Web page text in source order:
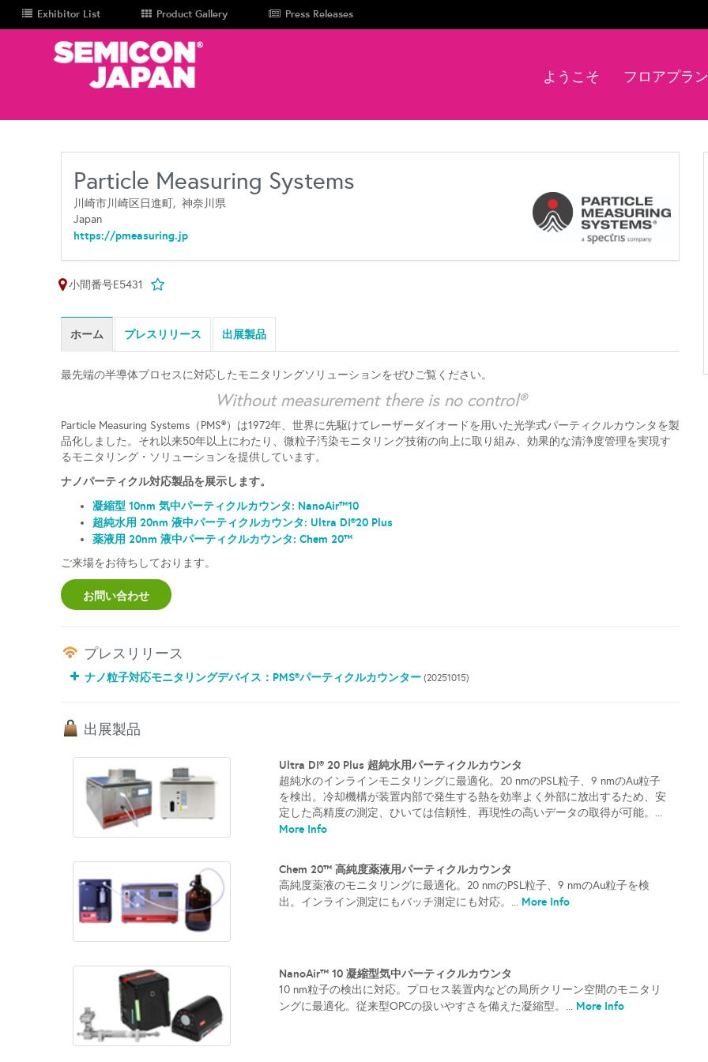
Exhibitor List Product Gallery Press Releases
ようこそ フロアプラン
Particle Measuring Systems
川崎市川崎区日進町,神奈川県
Japan
https://pmeasuring.jp
小間番号E5431
ホーム プレスリリース 出展製品
最先端の半導体プロセスに対応したモニタリングソリューションをぜひご覧ください。
Without measurement there is no control®
Particle Measuring Systems（PMS®）は1972年、世界に先駆けてレーザーダイオードを用いた光学式パーティクルカウンタを製
品化しました。それ以来50年以上にわたり、微粒子汚染モニタリング技術の向上に取り組み、効果的な清浄度管理を実現す
るモニタリング・ソリューションを提供しています。
ナノパーティクル対応製品を展示します。
凝縮型 10nm 気中パーティクルカウンタ: NanoAir™10
超純水用 20nm 液中パーティクルカウンタ: Ultra DI®20 Plus
薬液用 20nm 液中パーティクルカウンタ: Chem 20™
ご来場をお待ちしております。
お問い合わせ
プレスリリース
ナノ粒子対応モニタリングデバイス：PMS®パーティクルカウンター (20251015)
出展製品
Ultra DI® 20 Plus 超純水用パーティクルカウンタ
超純水のインラインモニタリングに最適化。20 nmのPSL粒子、9 nmのAu粒子
を検出。冷却機構が装置内部で発生する熱を効率よく外部に放出するため、安
定した高精度の測定、ひいては信頼性、再現性の高いデータの取得が可能。...
More Info
Chem 20™ 高純度薬液用パーティクルカウンタ
高純度薬液のモニタリングに最適化。20 nmのPSL粒子、9 nmのAu粒子を検
出。インライン測定にもバッチ測定にも対応。... More Info
NanoAir™ 10 凝縮型気中パーティクルカウンタ
10 nm粒子の検出に対応。プロセス装置内などの局所クリーン空間のモニタリ
ングに最適化。従来型OPCの扱いやすさを備えた凝縮型。... More Info